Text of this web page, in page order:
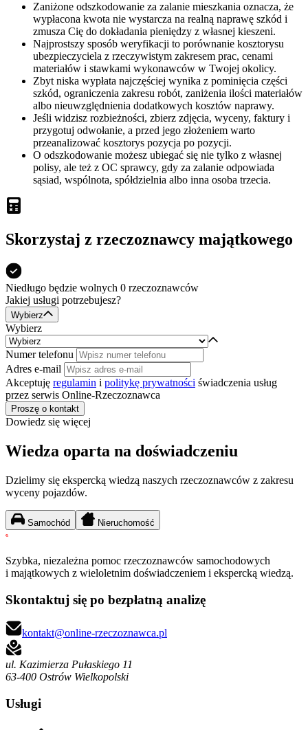
Zaniżone odszkodowanie za zalanie mieszkania oznacza, że
wypłacona kwota nie wystarcza na realną naprawę szkód i
zmusza Cię do dokładania pieniędzy z własnej kieszeni.
Najprostszy sposób weryfikacji to porównanie kosztorysu
ubezpieczyciela z rzeczywistym zakresem prac, cenami
materiałów i stawkami wykonawców w Twojej okolicy.
Zbyt niska wypłata najczęściej wynika z pominięcia części
szkód, ograniczenia zakresu robót, zaniżenia ilości materiałów
albo nieuwzględnienia dodatkowych kosztów naprawy.
Jeśli widzisz rozbieżności, zbierz zdjęcia, wyceny, faktury i
przygotuj odwołanie, a przed jego złożeniem warto
przeanalizować kosztorys pozycja po pozycji.
O odszkodowanie możesz ubiegać się nie tylko z własnej
polisy, ale też z OC sprawcy, gdy za zalanie odpowiada
sąsiad, wspólnota, spółdzielnia albo inna osoba trzecia.
Skorzystaj z rzeczoznawcy majątkowego
Niedługo będzie wolnych 0 rzeczoznawców
Jakiej usługi potrzebujesz?
Wybierz
Wybierz
Numer telefonu
Adres e-mail
Akceptuję regulamin i politykę prywatności świadczenia usług
przez serwis Online-Rzeczoznawca
Proszę o kontakt
Dowiedz się więcej
Wiedza oparta na doświadczeniu
Dzielimy się ekspercką wiedzą naszych rzeczoznawców z zakresu
wyceny pojazdów.
Samochód Nieruchomość
Szybka, niezależna pomoc rzeczoznawców samochodowych
i majątkowych z wieloletnim doświadczeniem i ekspercką wiedzą.
Skontaktuj się po bezpłatną analizę
kontakt@online-rzeczoznawca.pl
ul. Kazimierza Pułaskiego 11
63-400 Ostrów Wielkopolski
Usługi